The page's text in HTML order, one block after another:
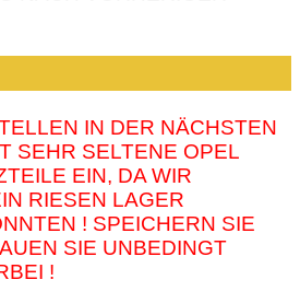
IN DER NÄCHSTEN
SEHR SELTENE OPEL
EIN, DA WIR
RIESEN LAGER
! SPEICHERN SIE
SIE UNBEDINGT
!